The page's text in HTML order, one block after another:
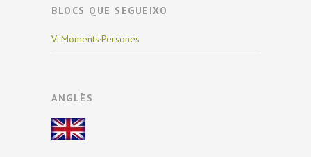
BLOCS QUE SEGUEIXO
Vi·Moments·Persones
ANGLÈS